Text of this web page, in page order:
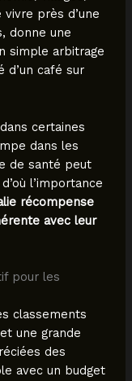
près d’une
donne une
simple arbitrage
d’un café sur
certaines
dans les
de santé peut
l’importance
récompense
avec leur
pour les
classements
une grande
des
avec un budget